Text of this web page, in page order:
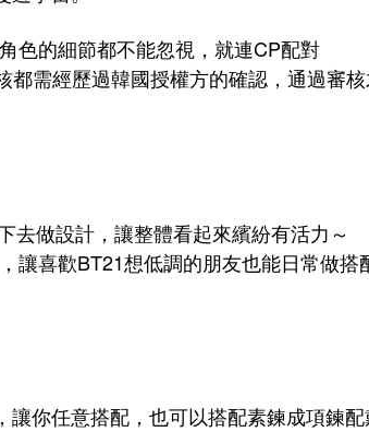
色的細節都不能忽視，就連CP配對
需經歷過韓國授權方的確認，通過審核
去做設計，讓整體看起來繽紛有活力～
喜歡BT21想低調的朋友也能日常做搭
你任意搭配，也可以搭配素鍊成項鍊配